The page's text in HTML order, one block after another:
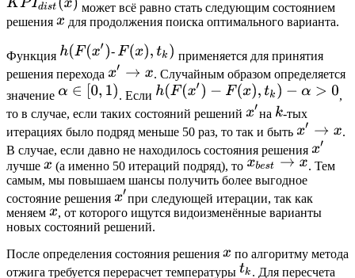
может всё равно стать следующим состоянием
решения
для продолжения поиска оптимального варианта.
Функция
применяется для принятия
решения перехода
. Случайным образом определяется
значение
. Если
,
то в случае, если таких состояний решений
на
-тых
итерациях было подряд меньше 50 раз, то так и быть
.
В случае, если давно не находилось состояния решения
лучше
(а именно 50 итераций подряд), то
. Тем
самым, мы повышаем шансы получить более выгодное
состояние решения
при следующей итерации, так как
меняем
, от которого ищутся видоизменённые варианты
новых состояний решений.
После определения состояния решения
по алгоритму метода
отжига требуется перерасчет температуры
. Для пересчета